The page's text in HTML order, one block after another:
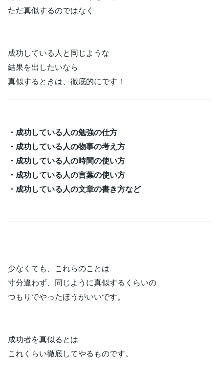
ただ真似するのではなく
成功している人と同じような
結果を出したいなら
真似するときは、徹底的にです！
・成功している人の勉強の仕方
・成功している人の物事の考え方
・成功している人の時間の使い方
・成功している人の言葉の使い方
・成功している人の文章の書き方など
少なくても、これらのことは
寸分違わず、同じように真似するくらいの
つもりでやったほうがいいです。
成功者を真似るとは
これくらい徹底してやるものです。